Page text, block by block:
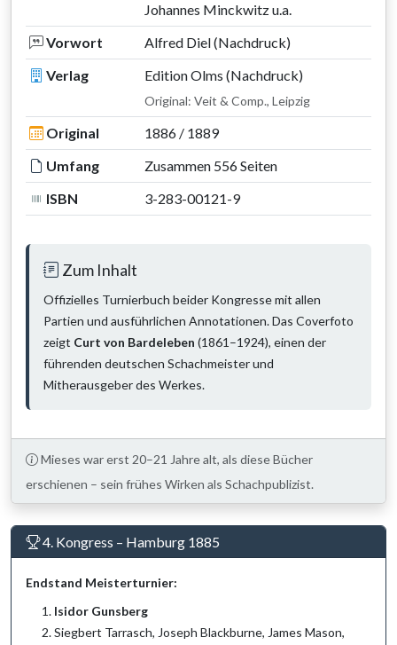
Johannes Minckwitz u.a.
Vorwort
Alfred Diel (Nachdruck)
Verlag
Edition Olms (Nachdruck)
Original: Veit & Comp., Leipzig
Original
1886 / 1889
Umfang
Zusammen 556 Seiten
ISBN
3-283-00121-9
Zum Inhalt
Offizielles Turnierbuch beider Kongresse mit allen
Partien und ausführlichen Annotationen. Das Coverfoto
zeigt Curt von Bardeleben (1861–1924), einen der
führenden deutschen Schachmeister und
Mitherausgeber des Werkes.
Mieses war erst 20–21 Jahre alt, als diese Bücher
erschienen – sein frühes Wirken als Schachpublizist.
4. Kongress – Hamburg 1885
Endstand Meisterturnier:
Isidor Gunsberg
Siegbert Tarrasch, Joseph Blackburne, James Mason,